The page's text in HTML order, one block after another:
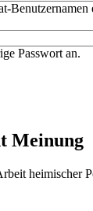
Benutzernamen
Passwort an.
Meinung
heimischer